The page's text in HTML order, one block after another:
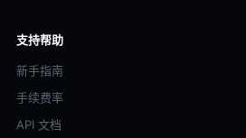
支持帮助
新手指南
手续费率
API 文档